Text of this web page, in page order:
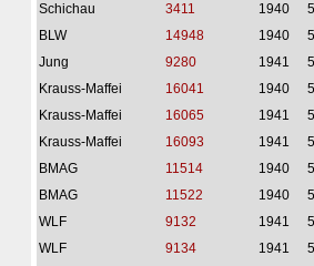
Schichau
3411 1940
BLW
14948 1940
Jung
9280 1941
Krauss-Maffei
16041 1940
Krauss-Maffei
16065 1941
Krauss-Maffei
16093 1941
BMAG
11514 1940
BMAG
11522 1940
WLF
9132 1941
WLF
9134 1941